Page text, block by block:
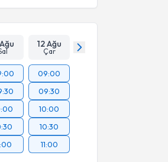
12 Ağu
Çar
09:00
09:30
10:00
10:30
11:00